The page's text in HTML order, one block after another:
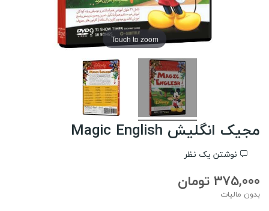
Touch to zoom
مجیک انگلیش Magic English
نوشتن یک نظر
375,000 تومان
بدون مالیات